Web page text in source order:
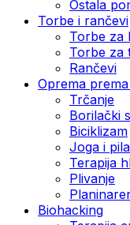
Ostala
Torbe i rančevi
Torbe za
Torbe za
Rančevi
Oprema
Trčanje
Borilački
Biciklizam
Joga i
Terapija
Plivanje
Biohacking